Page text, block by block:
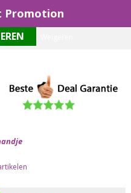
Promotionmaken wij gebruik van